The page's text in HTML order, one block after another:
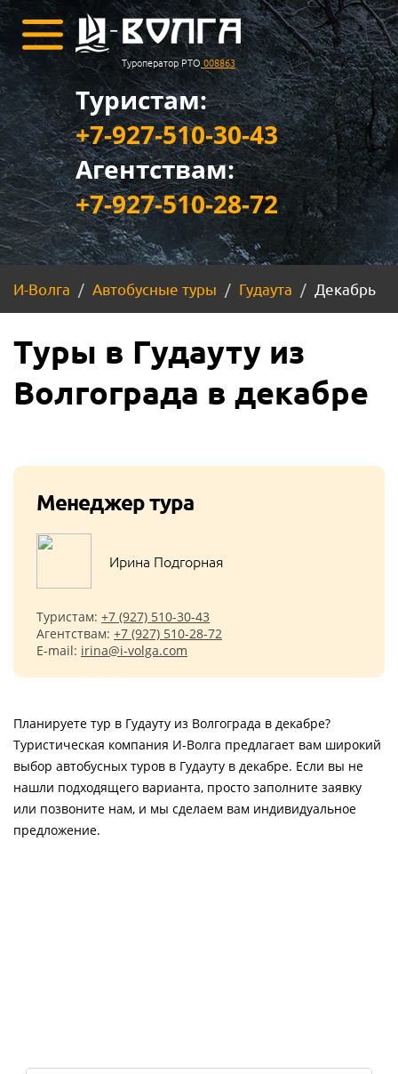
Туроператор РТО 008863
Туристам:
+7-927-510-30-43
Агентствам:
+7-927-510-28-72
И-Волга Автобусные туры Гудаута Декабрь
Туры в Гудауту из
Волгограда в декабре
Менеджер тура
Ирина Подгорная
Туристам: +7 (927) 510-30-43
Агентствам: +7 (927) 510-28-72
E-mail: irina@i-volga.com
Планируете тур в Гудауту из Волгограда в декабре?
Туристическая компания И-Волга предлагает вам широкий
выбор автобусных туров в Гудауту в декабре. Если вы не
нашли подходящего варианта, просто заполните заявку
или позвоните нам, и мы сделаем вам индивидуальное
предложение.